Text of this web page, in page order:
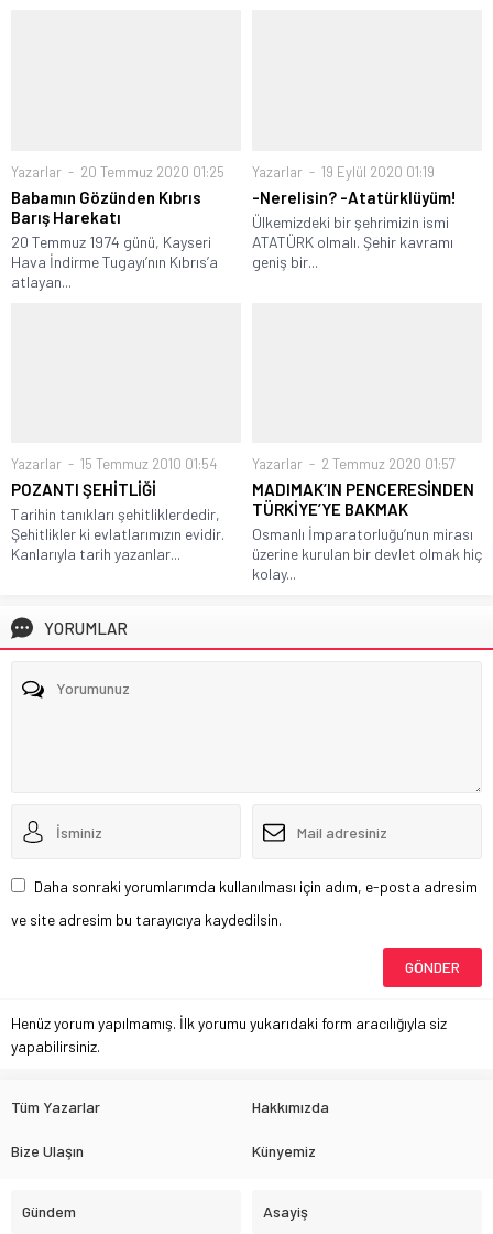
Yazarlar 20 Temmuz 2020 01:25
Babamın Gözünden Kıbrıs
Barış Harekatı
20 Temmuz 1974 günü, Kayseri
Hava İndirme Tugayı’nın Kıbrıs’a
atlayan...
Yazarlar 19 Eylül 2020 01:19
-Nerelisin? -Atatürklüyüm!
Ülkemizdeki bir şehrimizin ismi
ATATÜRK olmalı. Şehir kavramı
geniş bir...
Yazarlar 15 Temmuz 2010 01:54
POZANTI ŞEHİTLİĞİ
Tarihin tanıkları şehitliklerdedir,
Şehitlikler ki evlatlarımızın evidir.
Kanlarıyla tarih yazanlar...
Yazarlar 2 Temmuz 2020 01:57
MADIMAK’IN PENCERESİNDEN
TÜRKİYE’YE BAKMAK
Osmanlı İmparatorluğu’nun mirası
üzerine kurulan bir devlet olmak hiç
kolay...
YORUMLAR
Daha sonraki yorumlarımda kullanılması için adım, e-posta adresim
ve site adresim bu tarayıcıya kaydedilsin.
Henüz yorum yapılmamış. İlk yorumu yukarıdaki form aracılığıyla siz
yapabilirsiniz.
Tüm Yazarlar Hakkımızda
Bize Ulaşın Künyemiz
Gündem Asayiş